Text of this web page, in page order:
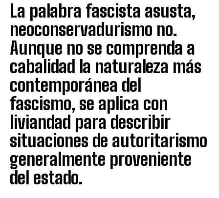
La palabra fascista asusta,
neoconservadurismo no.
Aunque no se comprenda a
cabalidad la naturaleza más
contemporánea del
fascismo, se aplica con
liviandad para describir
situaciones de autoritarismo
generalmente proveniente
del estado.